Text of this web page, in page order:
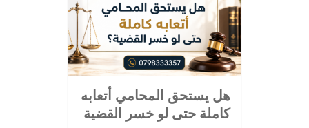
هل يستحق المحامي أتعابه
كاملة حتى لو خسر القضية